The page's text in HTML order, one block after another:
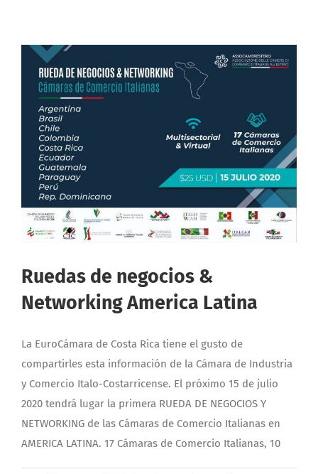
Ruedas de negocios &
Networking America Latina
La EuroCámara de Costa Rica tiene el gusto de
compartirles esta información de la Cámara de Industria
y Comercio Italo-Costarricense. El próximo 15 de julio
2020 tendrá lugar la primera RUEDA DE NEGOCIOS Y
NETWORKING de las Cámaras de Comercio Italianas en
AMERICA LATINA. 17 Cámaras de Comercio Italianas, 10